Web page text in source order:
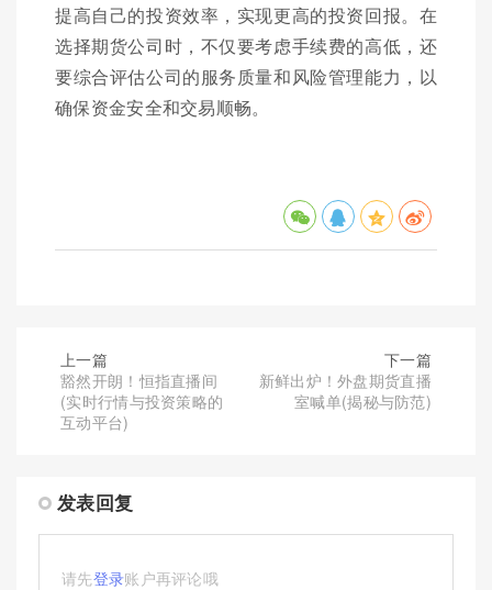
提高自己的投资效率，实现更高的投资回报。在
选择期货公司时，不仅要考虑手续费的高低，还
要综合评估公司的服务质量和风险管理能力，以
确保资金安全和交易顺畅。
上一篇
豁然开朗！恒指直播间
(实时行情与投资策略的
互动平台)
下一篇
新鲜出炉！外盘期货直播
室喊单(揭秘与防范)
发表回复
请先登录账户再评论哦